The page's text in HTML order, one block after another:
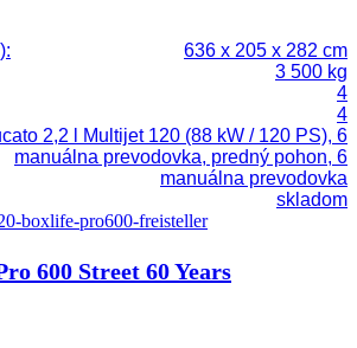
636 x 205 x 282 cm
3 500 kg
4
4
2,2 l Multijet 120 (88 kW / 120 PS), 6
manuálna prevodovka, predný pohon, 6
manuálna prevodovka
skladom
600 Street 60 Years